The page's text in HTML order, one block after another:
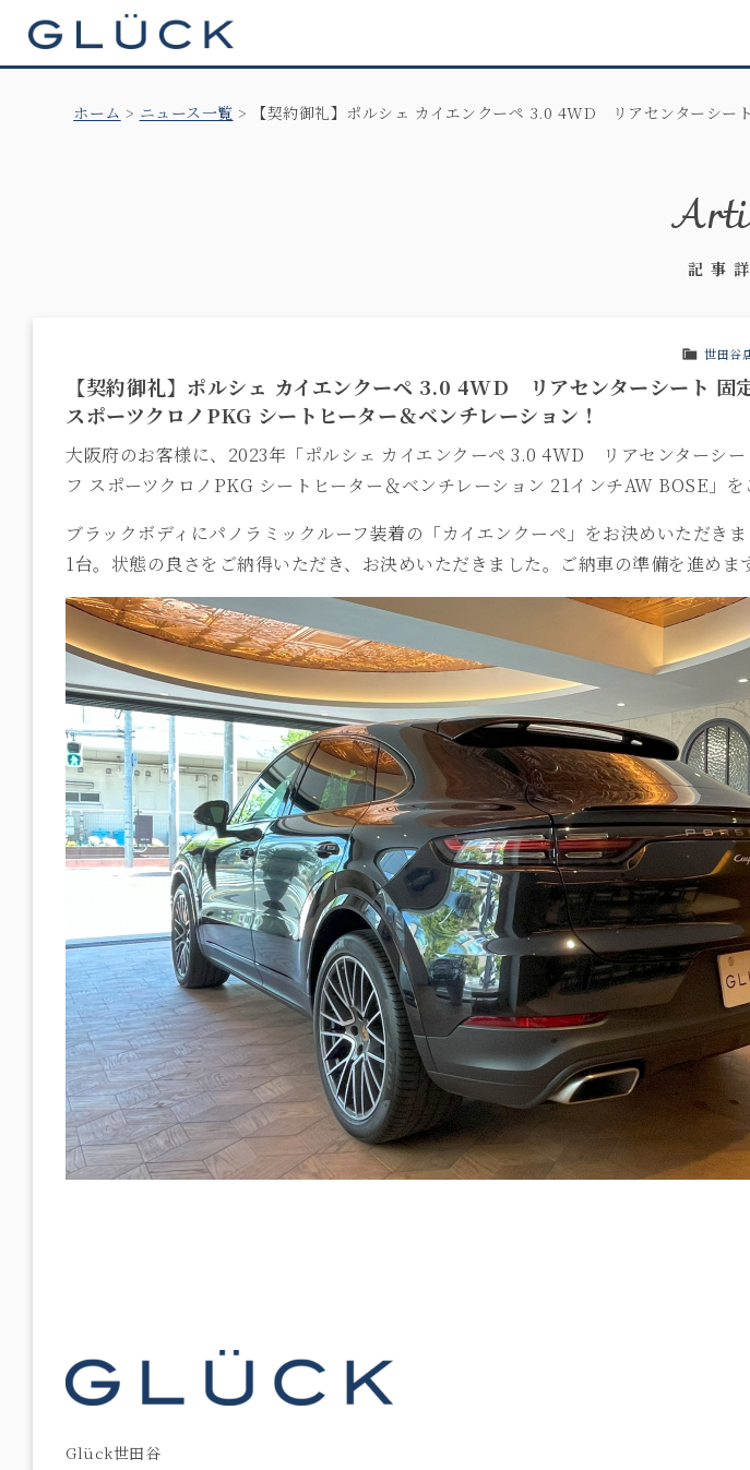
ホーム ニュース一覧 【契約御礼】ポルシェ カイエンクーペ 3.0 4WD リアセンターシー
記事
世田谷
【契約御礼】ポルシェ カイエンクーペ 3.0 4WD リアセンターシート 固
スポーツクロノPKG シートヒーター＆ベンチレーション！
大阪府のお客様に、2023年「ポルシェ カイエンクーペ 3.0 4WD リアセンターシー
フ スポーツクロノPKG シートヒーター＆ベンチレーション 21インチAW BOSE」を
ブラックボディにパノラミックルーフ装着の「カイエンクーペ」をお決めいただき
1台。状態の良さをご納得いただき、お決めいただきました。ご納車の準備を進め
Glück世田谷